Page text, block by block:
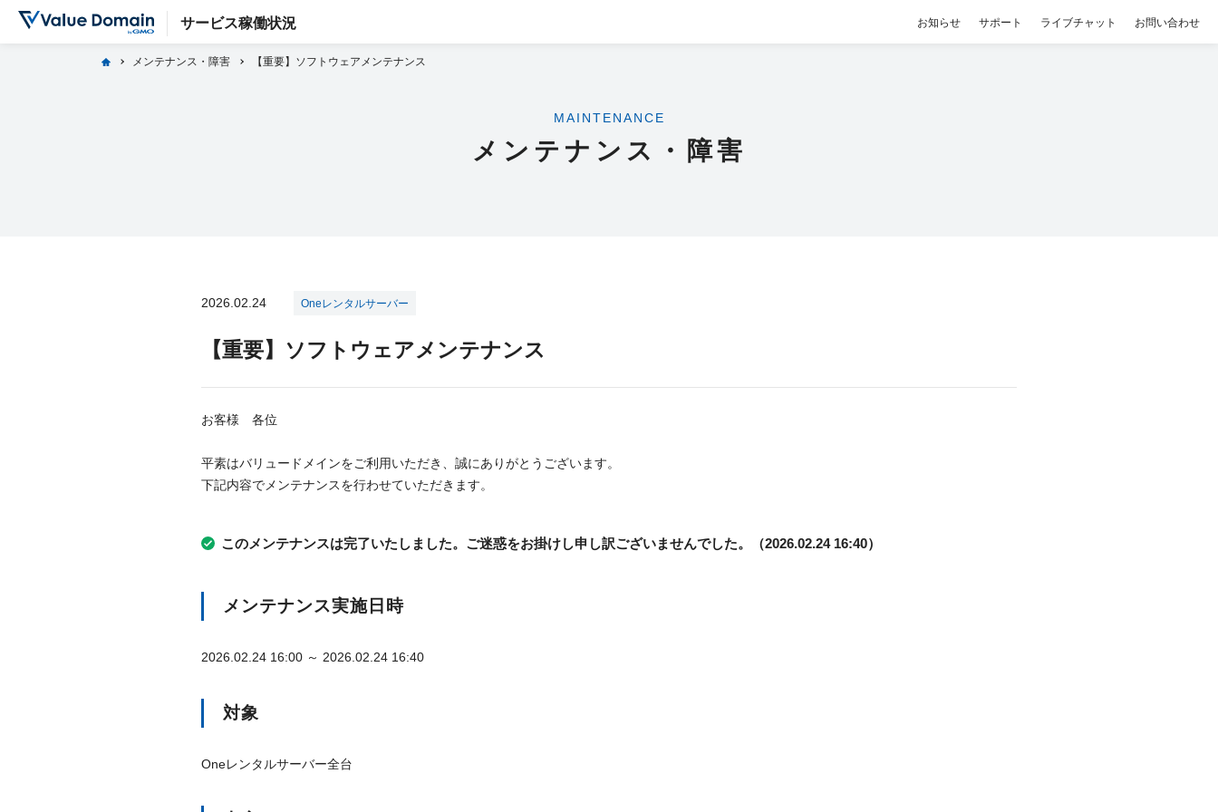
サービス稼働状況 お知らせ サポート ライブチャット お問い合わせ
homeメンテナンス・障害 【重要】ソフトウェアメンテナンス
MAINTENANCE
メンテナンス・障害
2026.02.24 Oneレンタルサーバー
【重要】ソフトウェアメンテナンス
お客様 各位
平素はバリュードメインをご利用いただき、誠にありがとうございます。
下記内容でメンテナンスを行わせていただきます。
このメンテナンスは完了いたしました。ご迷惑をお掛けし申し訳ございませんでした。（2026.02.24 16:40）
メンテナンス実施日時
2026.02.24 16:00 ～ 2026.02.24 16:40
対象
Oneレンタルサーバー全台